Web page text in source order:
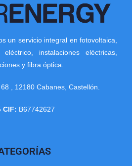
servicio integral en fotovoltaica,
instalaciones eléctricas,
y fibra óptica.
12180 Cabanes Castellón
CIF: B67742627